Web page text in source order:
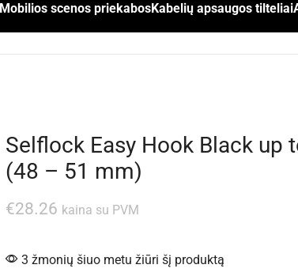
Mobilios scenos priekabosKabelių apsaugos tilteliai
Selflock Easy Hook Black up
(48 – 51 mm)
€28.26 kaina su PVM
3 žmonių šiuo metu žiūri šį produktą